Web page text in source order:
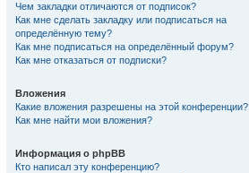
Чем закладки отличаются от подписок?
Как мне сделать закладку или подписаться на
определённую тему?
Как мне подписаться на определённый форум?
Как мне отказаться от подписки?
Вложения
Какие вложения разрешены на этой конференции?
Как мне найти мои вложения?
Информация о phpBB
Кто написал эту конференцию?